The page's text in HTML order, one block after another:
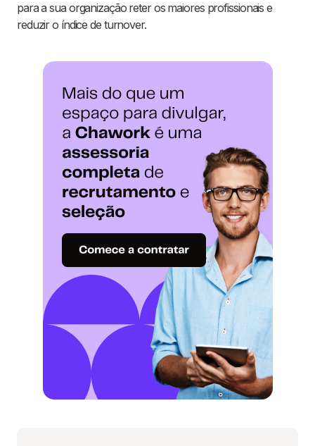
para a sua organização reter os maiores profissionais e
reduzir o índice de turnover.